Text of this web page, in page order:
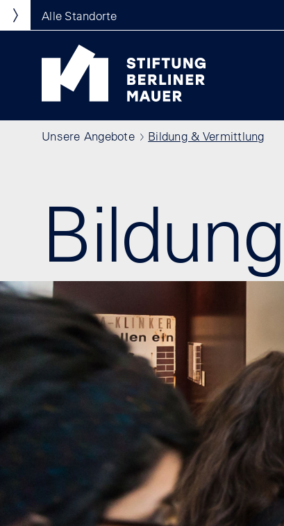
Direkt zum Inhalt
Standortmenu
Show locations
Alle Standorte
Stiftung Berliner Mauer Startseite
Pfadnavigation
Unsere Angebote Bildung & Vermittlung